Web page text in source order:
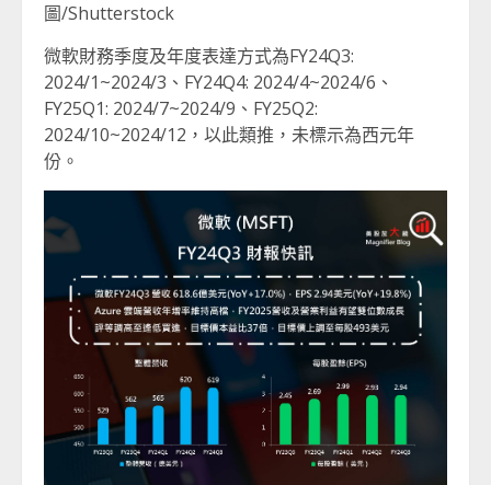
圖/Shutterstock
微軟財務季度及年度表達方式為FY24Q3:
2024/1~2024/3、FY24Q4: 2024/4~2024/6、
FY25Q1: 2024/7~2024/9、FY25Q2:
2024/10~2024/12，以此類推，未標示為西元年
份。